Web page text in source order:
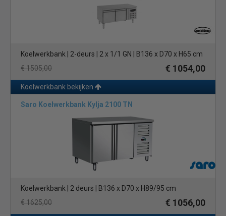
Koelwerkbank | 2-deurs | 2 x 1/1 GN | B136 x D70 x H65 cm
€ 1505,00
€ 1054,00
Koelwerkbank bekijken
Saro Koelwerkbank Kylja 2100 TN
Koelwerkbank | 2 deurs | B136 x D70 x H89/95 cm
€ 1625,00
€ 1056,00